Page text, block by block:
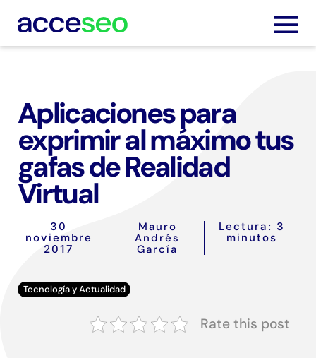
Blog
Aplicaciones para
exprimir al máximo tus
gafas de Realidad
Virtual
30
noviembre
2017
Mauro
Andrés
García
Lectura: 3
minutos
Tecnología y Actualidad
Rate this post